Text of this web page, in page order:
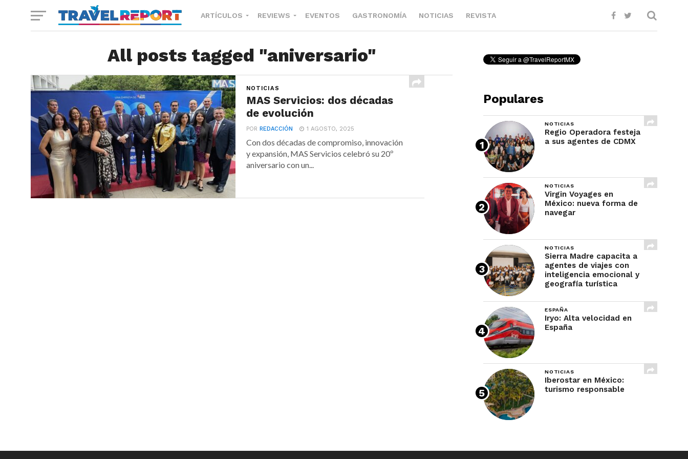
ARTÍCULOS REVIEWS EVENTOS GASTRONOMÍA NOTICIAS REVISTA
All posts tagged "aniversario"
NOTICIAS
MAS Servicios: dos décadas
de evolución
PORREDACCIÓN 1 AGOSTO, 2025
Con dos décadas de compromiso, innovación
y expansión, MAS Servicios celebró su 20º
aniversario con un...
Populares
NOTICIAS
Regio Operadora festeja
a sus agentes de CDMX
NOTICIAS
Virgin Voyages en
México: nueva forma de
navegar
NOTICIAS
Sierra Madre capacita a
agentes de viajes con
inteligencia emocional y
geografía turística
ESPAÑA
Iryo: Alta velocidad en
España
NOTICIAS
Iberostar en México:
turismo responsable